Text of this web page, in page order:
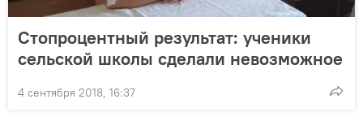
Стопроцентный результат: ученики
сельской школы сделали невозможное
4 сентября 2018, 16:37